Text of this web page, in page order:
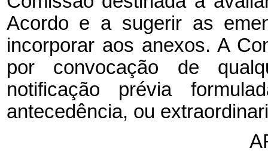
Acordo e a sugerir as
incorporar aos anexos. A
por convocação de
notificação prévia
antecedência, ou